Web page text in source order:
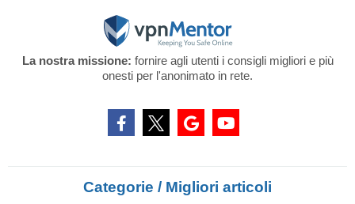
La nostra missione: fornire agli utenti i consigli migliori e più
onesti per l'anonimato in rete.
Categorie / Migliori articoli